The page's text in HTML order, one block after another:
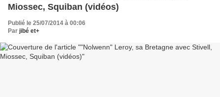
Miossec, Squiban (vidéos)
Publié le 25/07/2014 à 00:06
Par jibé et+